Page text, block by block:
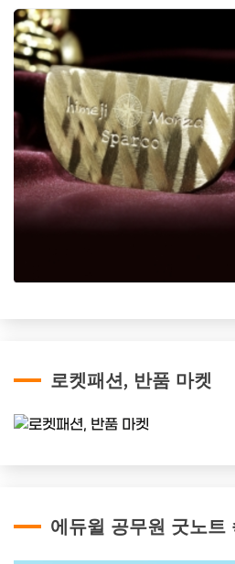
로켓패션, 반품 마켓
에듀윌 공무원 굿노트